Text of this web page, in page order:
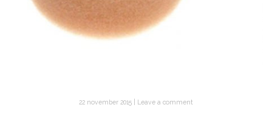
22 november 2015 Leave a comment